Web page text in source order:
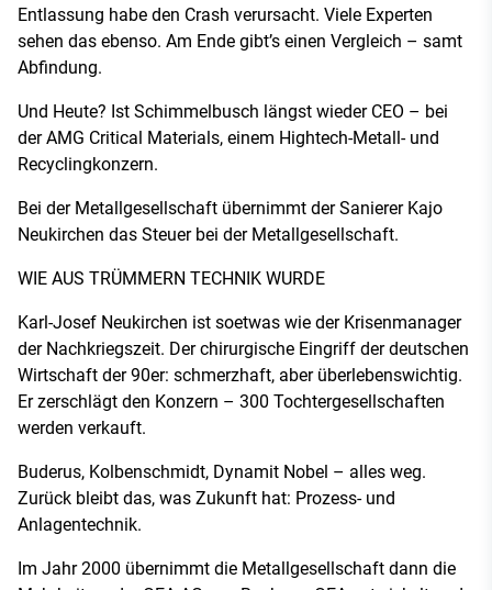
Entlassung habe den Crash verursacht. Viele Experten
sehen das ebenso. Am Ende gibt’s einen Vergleich – samt
Abfindung.
Und Heute? Ist Schimmelbusch längst wieder CEO – bei
der AMG Critical Materials, einem Hightech-Metall- und
Recyclingkonzern.
Bei der Metallgesellschaft übernimmt der Sanierer Kajo
Neukirchen das Steuer bei der Metallgesellschaft.
WIE AUS TRÜMMERN TECHNIK WURDE
Karl-Josef Neukirchen ist soetwas wie der Krisenmanager
der Nachkriegszeit. Der chirurgische Eingriff der deutschen
Wirtschaft der 90er: schmerzhaft, aber überlebenswichtig.
Er zerschlägt den Konzern – 300 Tochtergesellschaften
werden verkauft.
Buderus, Kolbenschmidt, Dynamit Nobel – alles weg.
Zurück bleibt das, was Zukunft hat: Prozess- und
Anlagentechnik.
Im Jahr 2000 übernimmt die Metallgesellschaft dann die